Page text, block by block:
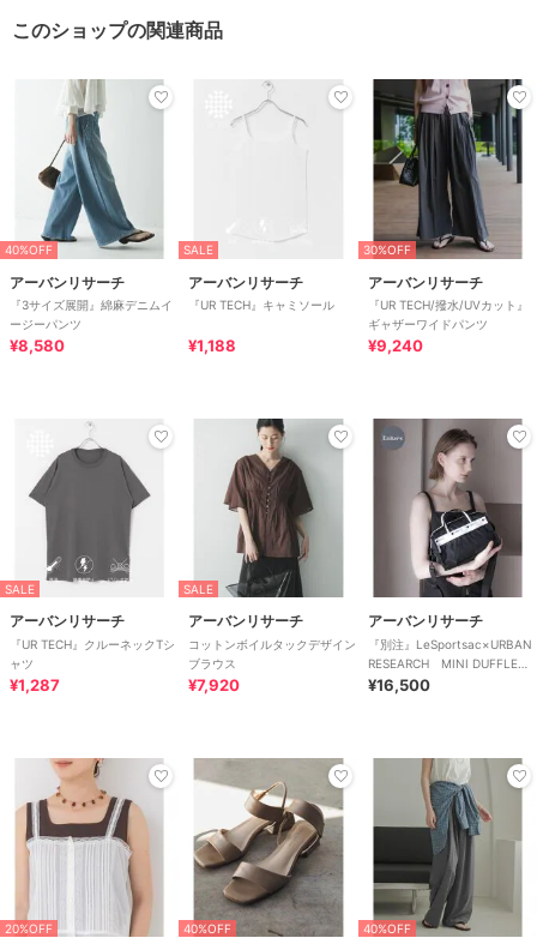
このショップの関連商品
40%OFF
アーバンリサーチ
『3サイズ展開』綿麻デニムイ
ージーパンツ
¥8,580
SALE
アーバンリサーチ
『UR TECH』キャミソール
¥1,188
30%OFF
アーバンリサーチ
『UR TECH/撥水/UVカット』
ギャザーワイドパンツ
¥9,240
SALE
アーバンリサーチ
『UR TECH』クルーネックTシ
ャツ
¥1,287
SALE
アーバンリサーチ
コットンボイルタックデザイン
ブラウス
¥7,920
アーバンリサーチ
『別注』LeSportsac×URBAN
RESEARCH MINI DUFFLE
CROSSBOD
¥16,500
20%OFF 40%OFF 40%OFF